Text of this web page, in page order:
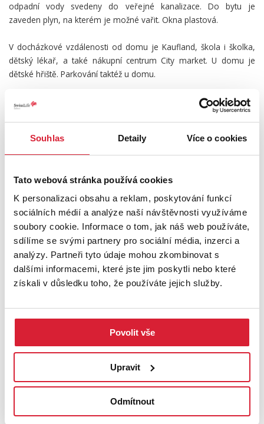
Souhlas Detaily Více o cookies
Tato webová stránka používá cookies
K personalizaci obsahu a reklam, poskytování funkcí
sociálních médií a analýze naší návštěvnosti využíváme
soubory cookie. Informace o tom, jak náš web používáte,
sdílíme se svými partnery pro sociální média, inzerci a
analýzy. Partneři tyto údaje mohou zkombinovat s
dalšími informacemi, které jste jim poskytli nebo které
získali v důsledku toho, že používáte jejich služby.
Povolit vše
Upravit
Odmítnout
odpadní vody svedeny do veřejné kanalizace. Do bytu je
zaveden plyn, na kterém je možné vařit. Okna plastová.
V docházkové vzdálenosti od domu je Kaufland, škola i školka,
dětský lékař, a také nákupní centrum City market. U domu je
dětské hřiště. Parkování taktéž u domu.
Nájemné: 11.000,-/měsíc + služby 6.600,-/měsíc. Služby jsou
placeny zálohově a jsou zúčtovatelné. Současné zálohy jsou
jsou očekávány přeplatky, tudíž se od příštího roku zálohy budou
snižovat. Elektřinu a plyn si nájemce přepíše na sebe. Kauce
Byt je volný ihned.
UMÍSTĚNÍ OBJEKTU
+
−